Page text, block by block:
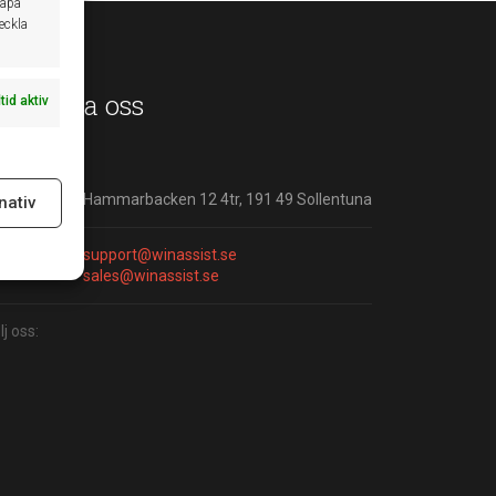
aktiv oss
Hammarbacken 12 4tr, 191 49 Sollentuna
support@winassist.se
sales@winassist.se
oss: